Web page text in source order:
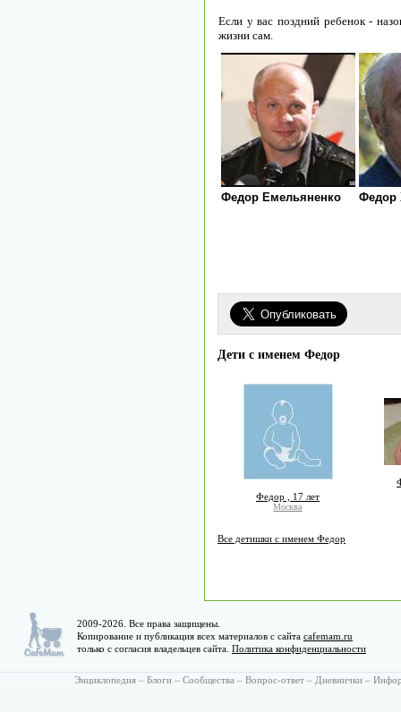
Если у вас поздний ребенок -
жизни сам.
Федор Емельяненко Федор
Дети с именем Федор
Федор , 17 лет
Москва
Все детишки с именем Федор
2009-2026. Все права защищены.
Копирование и публикация всех материалов с сайта cafemam.ru
только с согласия владельцев сайта. Политика конфиденциальности
Энциклопедия – Блоги – Сообщества – Вопрос-ответ – Дневнички –